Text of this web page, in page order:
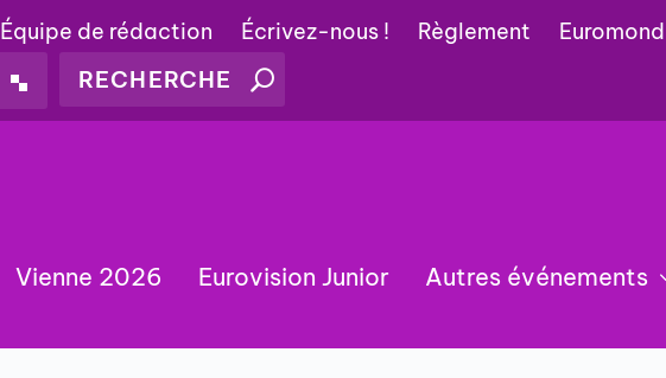
Équipe de rédaction Écrivez-nous ! Règlement
Vienne 2026 Eurovision Junior Autres événements